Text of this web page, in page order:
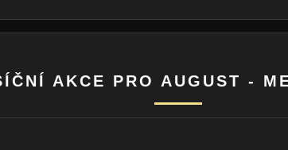
AKCE PRO AUGUST -